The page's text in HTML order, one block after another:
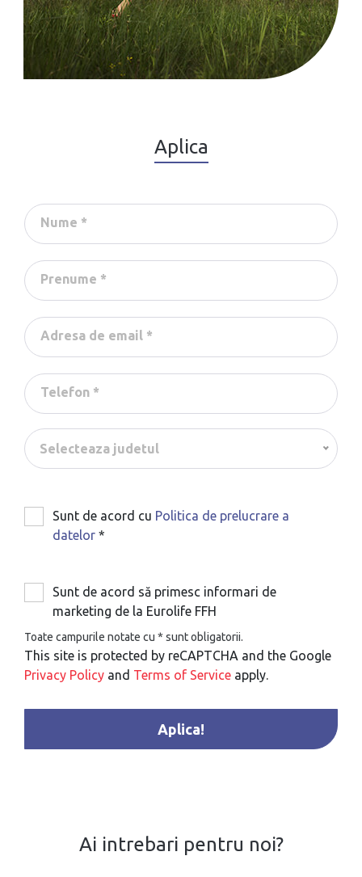
Aplica
Selecteaza judetul
Sunt de acord cu Politica de prelucrare a
datelor *
Sunt de acord să primesc informari de
marketing de la Eurolife FFH
Toate campurile notate cu * sunt obligatorii.
This site is protected by reCAPTCHA and the Google
Privacy Policy and Terms of Service apply.
Intrebari pentru noi
Ai intrebari pentru noi?